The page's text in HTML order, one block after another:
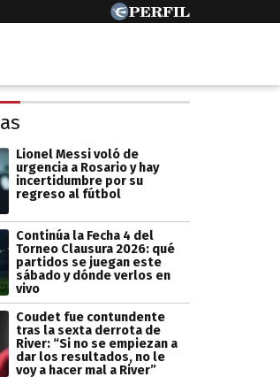
Lionel Messi voló de
urgencia a Rosario y hay
incertidumbre por su
regreso al fútbol
Continúa la Fecha 4 del
Torneo Clausura 2026: qué
partidos se juegan este
sábado y dónde verlos en
vivo
Coudet fue contundente
tras la sexta derrota de
River: “Si no se empiezan a
dar los resultados, no le
voy a hacer mal a River”